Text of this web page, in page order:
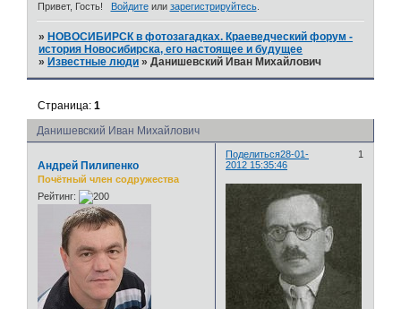
Привет, Гость! Войдитеили зарегистрируйтесь.
» НОВОСИБИРСК в фотозагадках. Краеведческий форум -
история Новосибирска, его настоящее и будущее
» Известные люди »Данишевский Иван Михайлович
Данишевский Иван Михайлович
Страница:1
Поделиться 1
28-01-
2012 15:35:46
Андрей Пилипенко
Почётный член содружества
Рейтинг: